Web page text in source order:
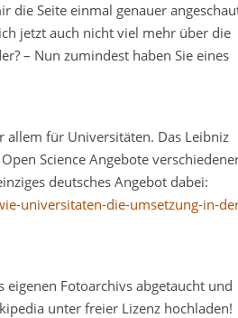
die Seite einmal genauer
jetzt auch nicht viel mehr über die
– Nun zumindest haben Sie eines
allem für Universitäten. Das Leibniz
Science Angebote
deutsches Angebot dabei:
universitaten-die-umsetzung-in-
eigenen Fotoarchivs abgetaucht und
unter freier Lizenz hochladen!